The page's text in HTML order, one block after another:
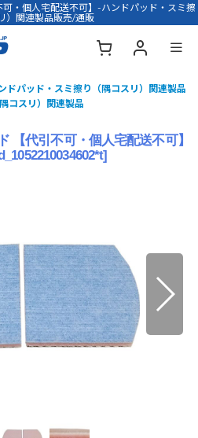
・個人宅配送不可】-ハンドパッド・スミ擦
）関連製品販売/通販
ドパッド・スミ擦り（隅コスリ）関連製品
コスリ）関連製品
【代引不可・個人宅配送不可】
]